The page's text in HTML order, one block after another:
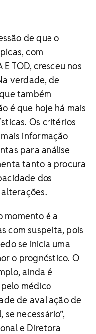
de que o
com
TOD, cresceu nos
verdade, de
também
é que hoje há mais
Os critérios
informação
para análise
tanto a procura
dos
momento é a
com suspeita, pois
se inicia uma
o prognóstico. O
ainda é
médico
de avaliação de
necessário”,
e Diretora